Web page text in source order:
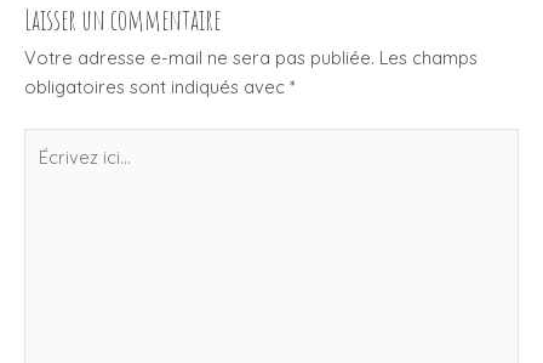
Laisser un commentaire
Votre adresse e-mail ne sera pas publiée. Les champs
obligatoires sont indiqués avec *
ici…